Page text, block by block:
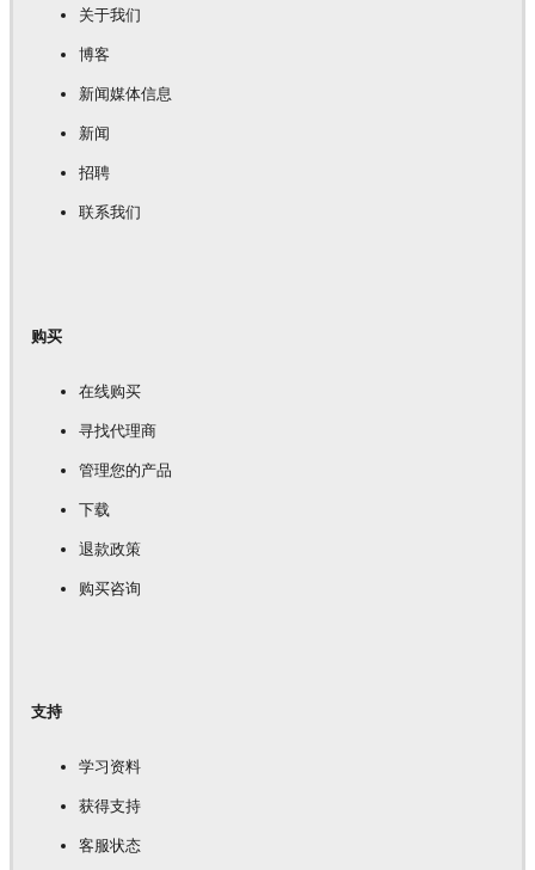
关于我们
博客
新闻媒体信息
新闻
招聘
联系我们
购买
在线购买
寻找代理商
管理您的产品
下载
退款政策
购买咨询
支持
学习资料
获得支持
客服状态